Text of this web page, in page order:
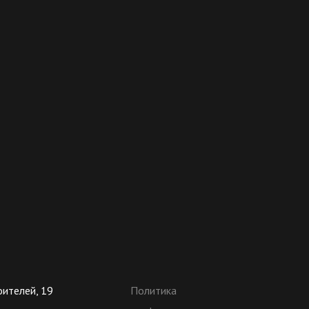
19
Политика